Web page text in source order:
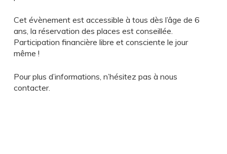
Cet évènement est accessible à tous dès l’âge de 6
ans, la réservation des places est conseillée.
Participation financière libre et consciente le jour
même !
Pour plus d’informations, n’hésitez pas à nous
contacter.